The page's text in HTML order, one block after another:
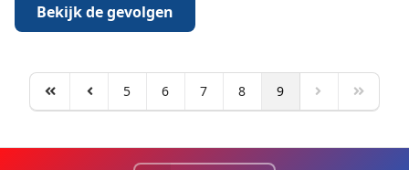
Bekijk de gevolgen
5 6 7 8 9